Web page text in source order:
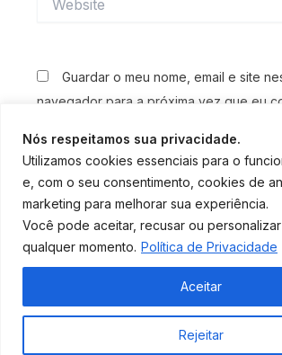
Nós respeitamos sua privacidade.
Utilizamos cookies essenciais para o
e, com o seu consentimento, cookies de
marketing para melhorar sua experiência.
Você pode aceitar, recusar ou
qualquer momento. Política de Privacidade
Rejeitar
Aceitar
Guardar o meu nome, email e site
navegador para a próxima vez que eu
Editorial|Revista Eletrônica|Política
Copyright © 2026 Montanhas em